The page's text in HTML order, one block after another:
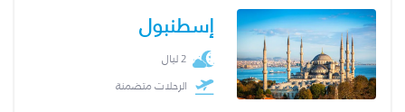
إسطنبول
2 ليال
الرحلات متضمنة